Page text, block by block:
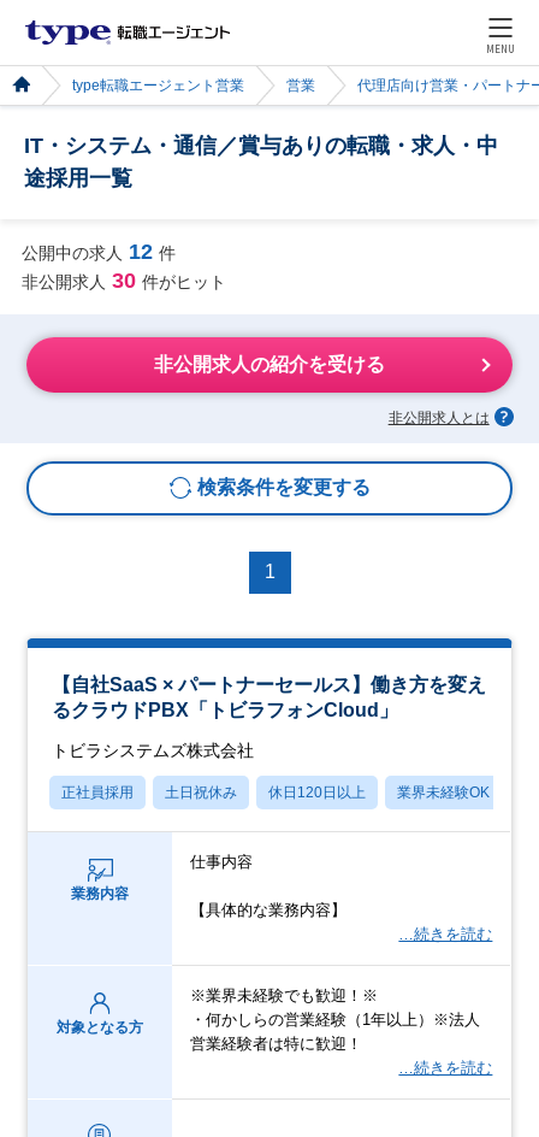
MENU
type転職エージェント営業 営業 代理店向け営業・パートナ
IT・システム・通信／賞与ありの転職・求人・中
途採用一覧
公開中の求人 12 件
非公開求人 30 件がヒット
非公開求人の紹介を受ける
非公開求人とは
検索条件を変更する
1
【自社SaaS × パートナーセールス】働き方を変え
るクラウドPBX「トビラフォンCloud」
トビラシステムズ株式会社
正社員採用 土日祝休み 休日120日以上 業界未経験OK
業務内容
仕事内容
【具体的な業務内容】
…続きを読む
対象となる方
※業界未経験でも歓迎！※
・何かしらの営業経験（1年以上）※法人
営業経験者は特に歓迎！
…続きを読む